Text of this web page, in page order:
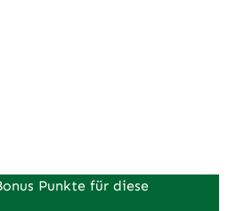
Punkte für diese